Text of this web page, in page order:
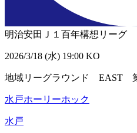
明治安田Ｊ１百年構想リーグ
2026/3/18 (水) 19:00 KO
地域リーグラウンド EAST
水戸ホーリーホック
水戸